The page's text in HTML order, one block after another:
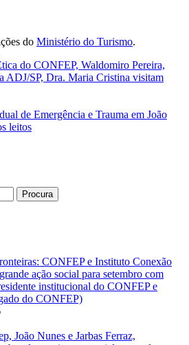
do Ministério do Turismo.
do CONFEP, Waldomiro Pereira,
ADJ/SP, Dra. Maria Cristina visitam
de Emergência e Trauma em João
leitos
Procura
CONFEP e Instituto Conexão
ação social para setembro com
institucional do CONFEP e
do CONFEP)
João Nunes e Jarbas Ferraz,